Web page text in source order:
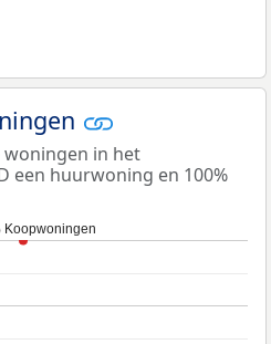
woningen in het
een huurwoning en 100%
Koopwoningen